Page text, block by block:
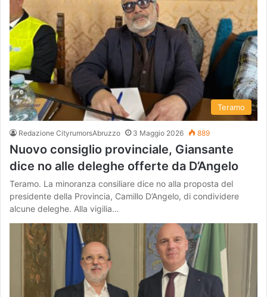
Teramo
Redazione CityrumorsAbruzzo 3 Maggio 2026 889
Nuovo consiglio provinciale, Giansante
dice no alle deleghe offerte da D’Angelo
Teramo. La minoranza consiliare dice no alla proposta del
presidente della Provincia, Camillo D’Angelo, di condividere
alcune deleghe. Alla vigilia…